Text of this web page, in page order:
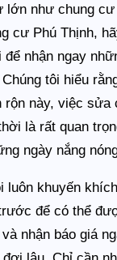
lớn như chung
cư Phú Thịnh,
để nhận ngay
tôi hiểu
rộn này, việc sửa
là rất quan
ngày nắng
luôn khuyến
để có thể
nhận báo giá